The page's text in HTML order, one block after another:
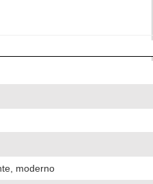
moderno